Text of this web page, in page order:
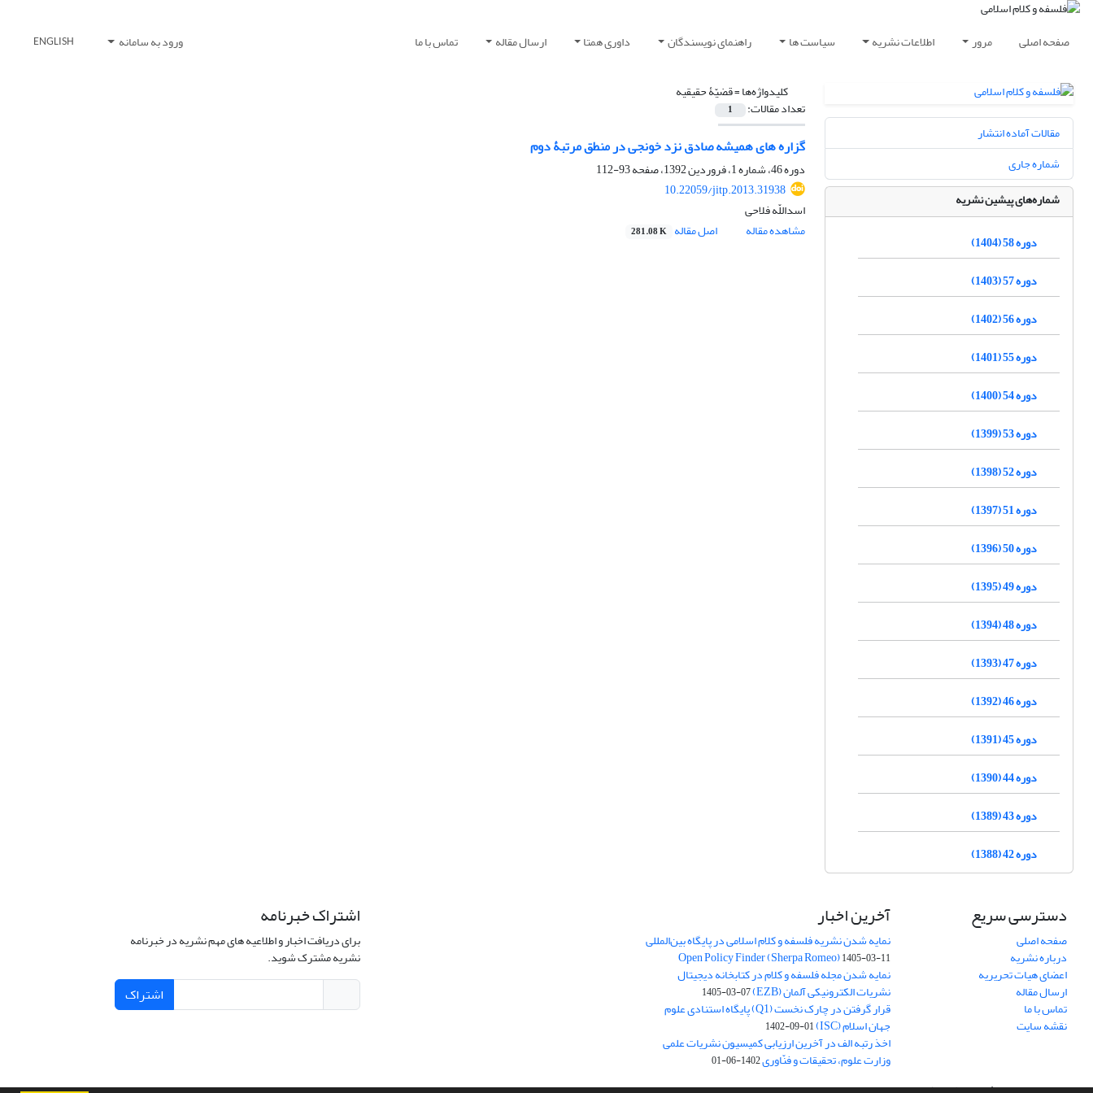
صفحه اصلی مرور اطلاعات نشریه سیاست ها راهنمای نویسندگان داوری همتا ارسال مقاله تماس با ما ورود به سامانه ENGLISH
کلیدواژه‌ها =قضیّۀ حقیقیه
تعداد مقالات: 1
گزاره های همیشه صادق نزد خونجی در منطق مرتبۀ دوم
دوره 46، شماره 1، فروردین 1392، صفحه
93-112
10.22059/jitp.2013.31938
اسداللّه فلاحی
مشاهده مقاله
اصل مقاله 281.08 K
مقالات آماده انتشار
شماره جاری
شماره‌های پیشین نشریه
دوره 58 (1404)
دوره 57 (1403)
دوره 56 (1402)
دوره 55 (1401)
دوره 54 (1400)
دوره 53 (1399)
دوره 52 (1398)
دوره 51 (1397)
دوره 50 (1396)
دوره 49 (1395)
دوره 48 (1394)
دوره 47 (1393)
دوره 46 (1392)
دوره 45 (1391)
دوره 44 (1390)
دوره 43 (1389)
دوره 42 (1388)
دسترسی سریع
صفحه اصلی
درباره نشریه
اعضای هیات تحریریه
ارسال مقاله
تماس با ما
نقشه سایت
آخرین اخبار
نمایه شدن نشریه فلسفه و کلام اسلامی در پایگاه بین‌المللی
Open Policy Finder (Sherpa Romeo)1405-03-11
نمایه شدن مجله فلسفه و کلام در کتابخانه دیجیتال
نشریات الکترونیکی آلمان (EZB) 1405-03-07
قرار گرفتن در چارک نخست (Q1) پایگاه استنادی علوم
جهان اسلام (ISC) 1402-09-01
اخذ رتبه الف در آخرین ارزیابی کمیسیون نشریات علمی
وزارت علوم، تحقیقات و فنّاوری1402-06-01
اشتراک خبرنامه
برای دریافت اخبار و اطلاعیه های مهم نشریه در خبرنامه
نشریه مشترک شوید.
اشتراک